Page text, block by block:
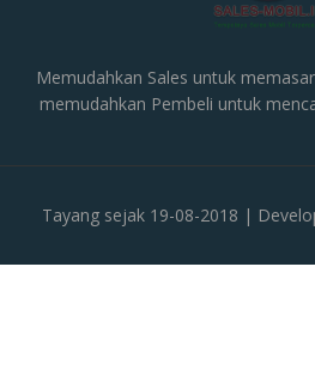
Memudahkan Sales untuk
memudahkan Pembeli untuk
Tayang sejak 19-08-2018 |